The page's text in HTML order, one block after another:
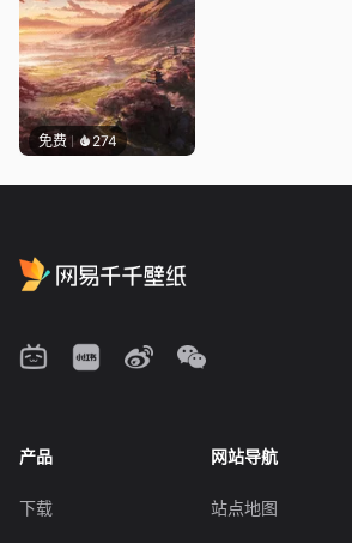
免费 274
产品
下载
网站导航
站点地图